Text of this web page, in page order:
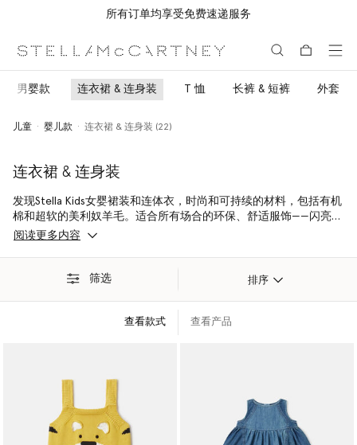
所有订单均享受免费速递服务
男婴款 连衣裙 & 连身装 T 恤 长裤 & 短裤 外套
儿童 婴儿款 连衣裙 & 连身装 (22)
连衣裙 & 连身装
发现Stella Kids女婴裙装和连体衣，时尚和可持续的材料，包括有机
棉和超软的美利奴羊毛。适合所有场合的环保、舒适服饰——闪亮的
派对裙装、舒适的女婴童工装裤，还有可以玩耍或任意时间穿着的
阅读更多内容
筛选 排序
查看款式 查看产品